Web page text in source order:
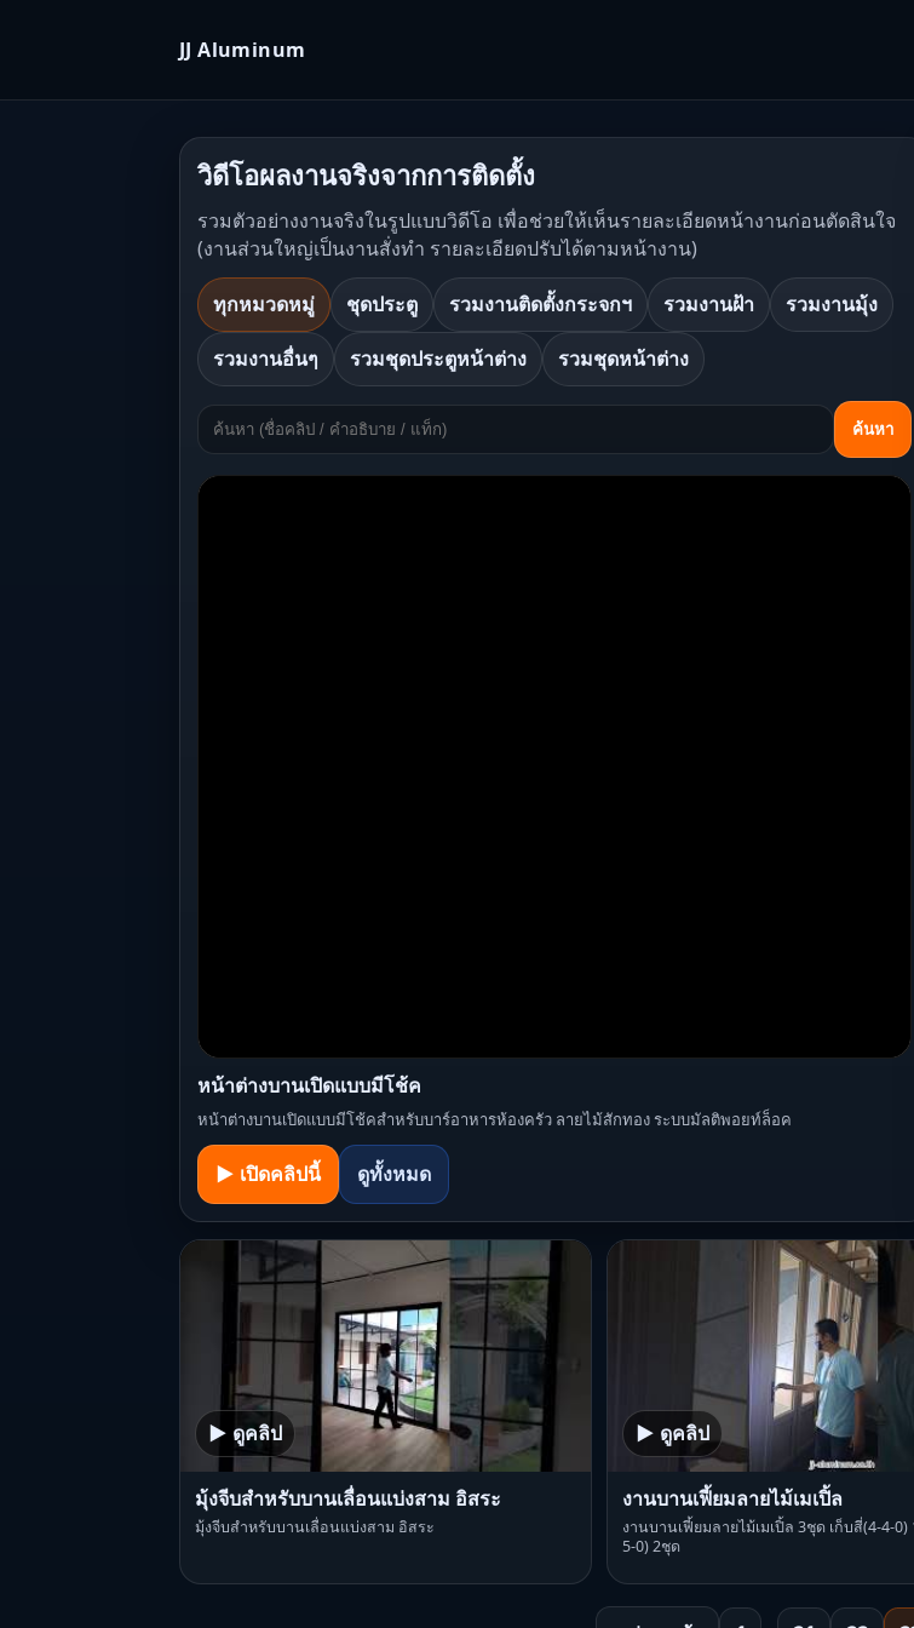
JJ Aluminum
วิดีโอผลงานจริงจากการติดตั้ง
รวมตัวอย่างงานจริงในรูปแบบวิดีโอ เพื่อช่วยให้เห็นรายละเอียดหน้างานก่อนตัดสินใจ
(งานส่วนใหญ่เป็นงานสั่งทำ รายละเอียดปรับได้ตามหน้างาน)
ทุกหมวดหมู่ ชุดประตู รวมงานติดตั้งกระจกฯ รวมงานฝ้า รวมงานมุ้ง
รวมงานอื่นๆ รวมชุดประตูหน้าต่าง รวมชุดหน้าต่าง
ค้นหา
หน้าต่างบานเปิดแบบมีโช้ค
หน้าต่างบานเปิดแบบมีโช้คสำหรับบาร์อาหารห้องครัว ลายไม้สักทอง ระบบมัลติพอยท์ล็อค
▶ เปิดคลิปนี้ ดูทั้งหมด
▶ ดูคลิป
มุ้งจีบสำหรับบานเลื่อนแบ่งสาม อิสระ
มุ้งจีบสำหรับบานเลื่อนแบ่งสาม อิสระ
▶ ดูคลิป
งานบานเฟี้ยมลายไม้เมเปิ้ล
งานบานเฟี้ยมลายไม้เมเปิ้ล 3ชุด เก็บสี่(4-4-0)
5-0) 2ชุด